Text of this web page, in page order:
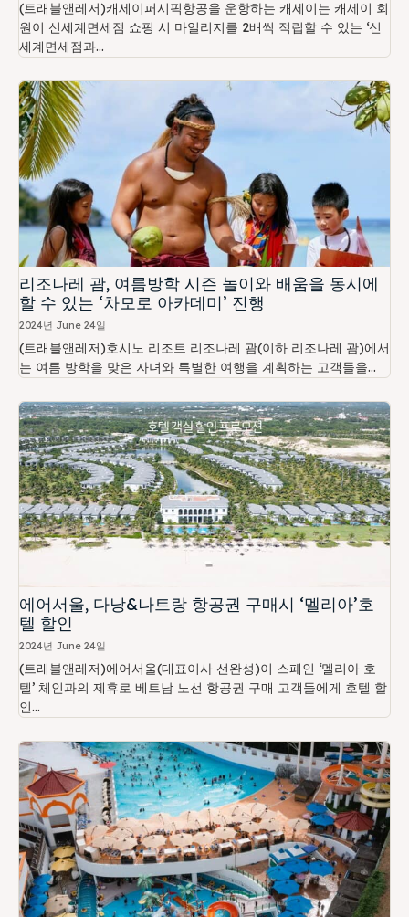
(트래블앤레저)캐세이퍼시픽항공을 운항하는 캐세이는 캐세이 회
원이 신세계면세점 쇼핑 시 마일리지를 2배씩 적립할 수 있는 ‘신
세계면세점과...
리조나레 괌, 여름방학 시즌 놀이와 배움을 동시에
할 수 있는 ‘차모로 아카데미’ 진행
2024년 June 24일
(트래블앤레저)호시노 리조트 리조나레 괌(이하 리조나레 괌)에서
는 여름 방학을 맞은 자녀와 특별한 여행을 계획하는 고객들을...
에어서울, 다낭&나트랑 항공권 구매시 ‘멜리아’호
텔 할인
2024년 June 24일
(트래블앤레저)에어서울(대표이사 선완성)이 스페인 ‘멜리아 호
텔’ 체인과의 제휴로 베트남 노선 항공권 구매 고객들에게 호텔 할
인...